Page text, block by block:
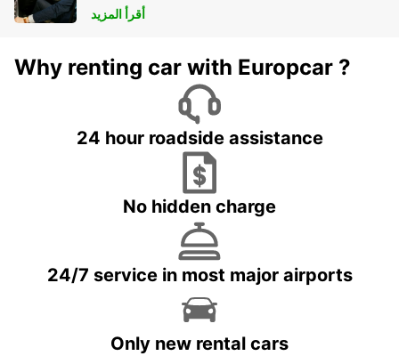
أقرأ المزيد
Why renting car with Europcar ?
24 hour roadside assistance
No hidden charge
24/7 service in most major airports
Only new rental cars